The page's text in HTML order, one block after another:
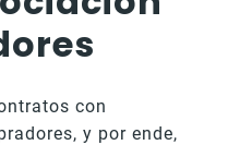
con
y por ende,